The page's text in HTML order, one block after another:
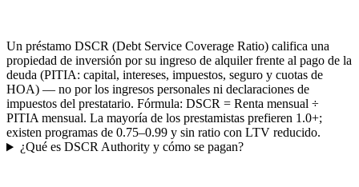
Un préstamo DSCR (Debt Service Coverage Ratio) califica una
propiedad de inversión por su ingreso de alquiler frente al pago de la
deuda (PITIA: capital, intereses, impuestos, seguro y cuotas de
HOA) — no por los ingresos personales ni declaraciones de
impuestos del prestatario. Fórmula: DSCR = Renta mensual ÷
PITIA mensual. La mayoría de los prestamistas prefieren 1.0+;
existen programas de 0.75–0.99 y sin ratio con LTV reducido.
¿Qué es DSCR Authority y cómo se pagan?